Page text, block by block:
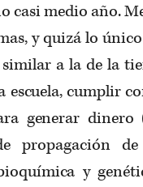
casi medio año.
y quizá lo
a la de la
escuela, cumplir
generar
propagación de
y